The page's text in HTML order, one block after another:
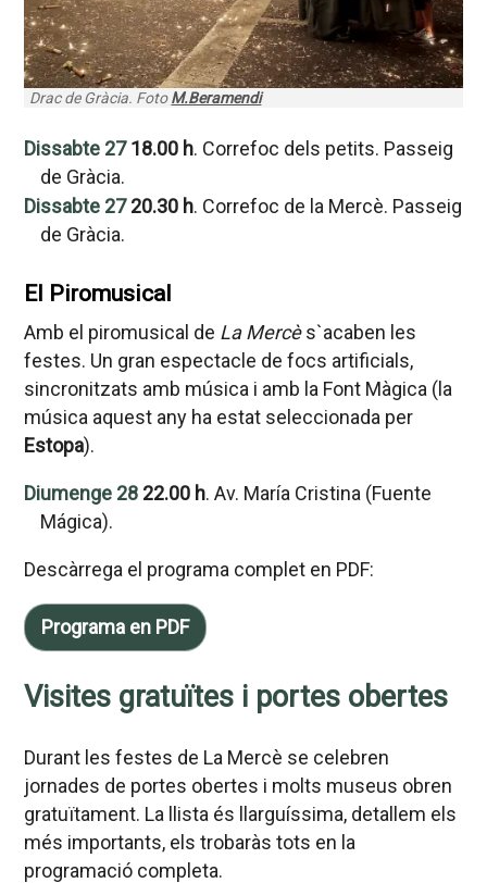
Drac de Gràcia. FotoM.Beramendi
Dissabte 27 18.00 h. Correfoc dels petits. Passeig
de Gràcia.
Dissabte 27 20.30 h. Correfoc de la Mercè. Passeig
de Gràcia.
El Piromusical
Amb el piromusical de La Mercès`acaben les
festes. Un gran espectacle de focs artificials,
sincronitzats amb música i amb la Font Màgica (la
música aquest any ha estat seleccionada per
Estopa).
Diumenge 28 22.00 h. Av. María Cristina (Fuente
Mágica).
Descàrrega el programa complet en PDF:
Programa en PDF
Visites gratuïtes i portes obertes
Durant les festes de La Mercè se celebren
jornades de portes obertes i molts museus obren
gratuïtament. La llista és llarguíssima, detallem els
més importants, els trobaràs tots en la
programació completa.